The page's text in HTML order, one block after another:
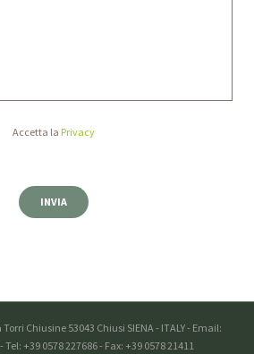
Accetta la Privacy
Chiusine 53043 Chiusi SIENA - ITALY - Email:
+39 0578 227686 - Fax: +39 0578 21411